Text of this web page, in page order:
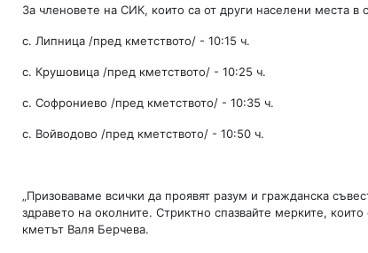
За членовете на СИК, които са от други населени места
с. Липница /пред кметството/ - 10:15 ч.
с. Крушовица /пред кметството/ - 10:25 ч.
с. Софрониево /пред кметството/ - 10:35 ч.
с. Войводово /пред кметството/ - 10:50 ч.
„Призоваваме всички да проявят разум и гражданска
здравето на околните. Стриктно спазвайте мерките,
кметът Валя Берчева.